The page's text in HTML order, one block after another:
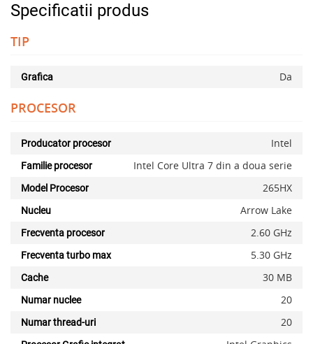
Specificatii produs
TIP
Grafica Da
PROCESOR
Producator procesor Intel
Familie procesor Intel Core Ultra 7 din a doua serie
Model Procesor 265HX
Nucleu Arrow Lake
Frecventa procesor 2.60 GHz
Frecventa turbo max 5.30 GHz
Cache 30 MB
Numar nuclee 20
Numar thread-uri 20